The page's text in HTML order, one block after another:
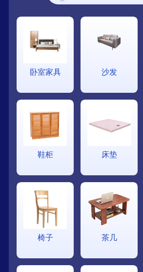
卧室家具 沙发
鞋柜 床垫
椅子 茶几